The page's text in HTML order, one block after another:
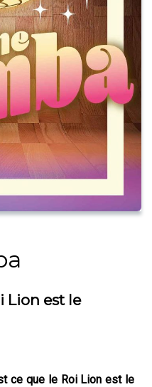
Lion est le
ce que le Roi Lion est le